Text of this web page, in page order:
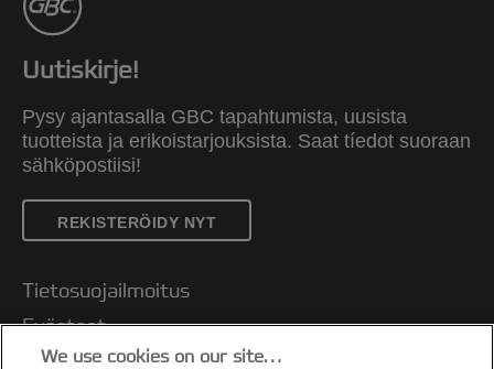
Uutiskirje!
Pysy ajantasalla GBC tapahtumista, uusista
tuotteista ja erikoistarjouksista. Saat tíedot suoraan
sähköpostiisi!
REKISTERÖIDY NYT
Tietosuojailmoitus
Evästeet
Oikeudellinen huomautus
We use cookies on our site…